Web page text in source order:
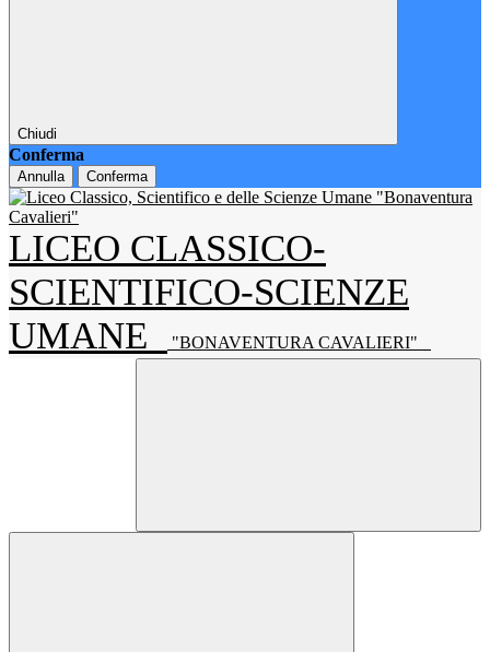
Chiudi
Conferma
Annulla Conferma
LICEO CLASSICO-
SCIENTIFICO-SCIENZE
UMANE
"BONAVENTURA CAVALIERI"